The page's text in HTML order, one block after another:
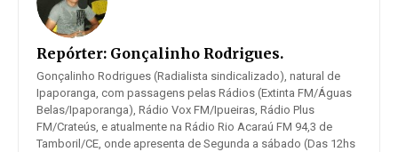
Repórter: Gonçalinho Rodrigues.
Gonçalinho Rodrigues (Radialista sindicalizado), natural de
Ipaporanga, com passagens pelas Rádios (Extinta FM/Águas
Belas/Ipaporanga), Rádio Vox FM/Ipueiras, Rádio Plus
FM/Crateús, e atualmente na Rádio Rio Acaraú FM 94,3 de
Tamboril/CE, onde apresenta de Segunda a sábado (Das 12hs